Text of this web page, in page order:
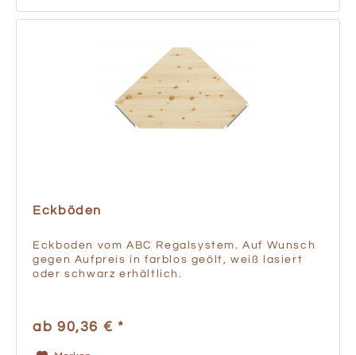
Eckböden
Eckboden vom ABC Regalsystem. Auf Wunsch
gegen Aufpreis in farblos geölt, weiß lasiert
oder schwarz erhältlich.
ab 90,36 € *